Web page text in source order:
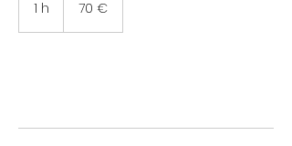
1 h 70 €